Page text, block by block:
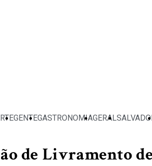
GENTEGASTRONOMIAGERAL
de Livramento